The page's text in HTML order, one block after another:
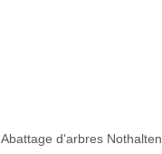
Abattage d'arbres Nothalten